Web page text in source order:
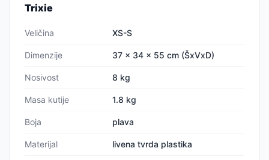
Trixie
Veličina XS-S
Dimenzije 37 × 34 × 55 cm (ŠxVxD)
Nosivost 8 kg
Masa kutije 1.8 kg
Boja plava
Materijal livena tvrda plastika